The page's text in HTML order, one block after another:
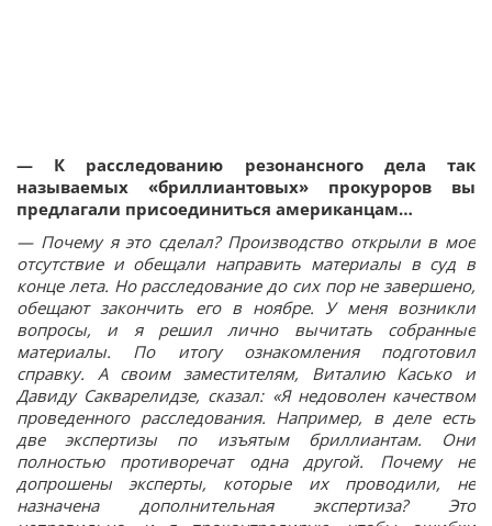
— К расследованию резонансного дела так
называемых «бриллиантовых» прокуроров вы
предлагали присоединиться американцам…
— Почему я это сделал? Производство открыли в мое
отсутствие и обещали направить материалы в суд в
конце лета. Но расследование до сих пор не завершено,
обещают закончить его в ноябре. У меня возникли
вопросы, и я решил лично вычитать собранные
материалы. По итогу ознакомления подготовил
справку. А своим заместителям, Виталию Касько и
Давиду Сакварелидзе, сказал: «Я недоволен качеством
проведенного расследования. Например, в деле есть
две экспертизы по изъятым бриллиантам. Они
полностью противоречат одна другой. Почему не
допрошены эксперты, которые их проводили, не
назначена дополнительная экспертиза? Это